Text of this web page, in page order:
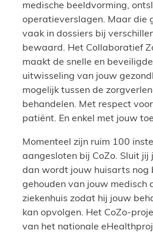
medische beeldvorming,
operatieverslagen. Maar die
vaak in dossiers bij
bewaard. Het Collaboratief
maakt de snelle en
uitwisseling van jouw
mogelijk tussen de
behandelen. Met respect
patiënt. En enkel met jouw
Momenteel zijn ruim 100
aangesloten bij CoZo. Sluit jij
dan wordt jouw huisarts nog
gehouden van jouw medisch
ziekenhuis zodat hij jouw
kan opvolgen. Het CoZo-
van het nationale